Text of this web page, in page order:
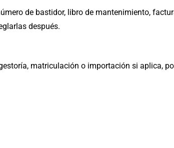
de bastidor, libro de mantenimiento,
después.
matriculación o importación si aplica,